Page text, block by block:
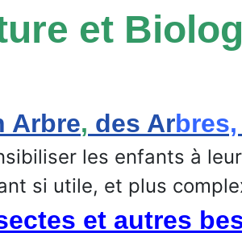
et
Arbre, des Arbres,
les enfants à
si utile, et plus
et autres